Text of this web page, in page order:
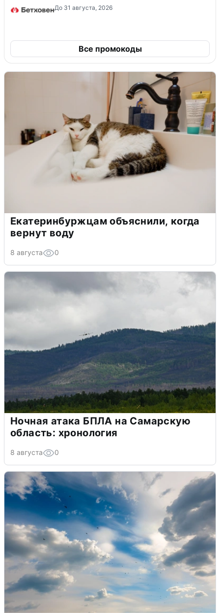
До 31 августа, 2026
Все промокоды
Екатеринбуржцам объяснили, когда
вернут воду
8 августа 0
Ночная атака БПЛА на Самарскую
область: хронология
8 августа 0